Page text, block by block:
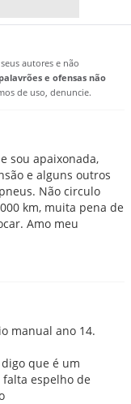
autores e não
e ofensas não
de uso, denuncie.
sou apaixonada,
e alguns outros
Não circulo
km, muita pena de
Amo meu
manual ano 14.
que é um
espelho de